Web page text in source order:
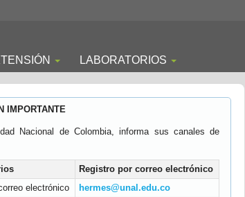
LABORATORIOS
IMPORTANTE
Nacional de Colombia, informa sus canales de
Registro por correo electrónico
electrónico
hermes@unal.edu.co